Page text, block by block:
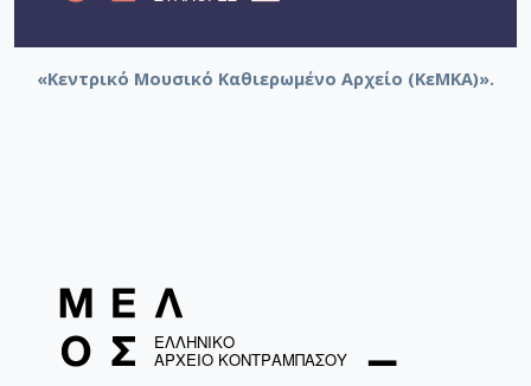
«Κεντρικό Μουσικό Καθιερωμένο Αρχείο (ΚεΜΚΑ)».